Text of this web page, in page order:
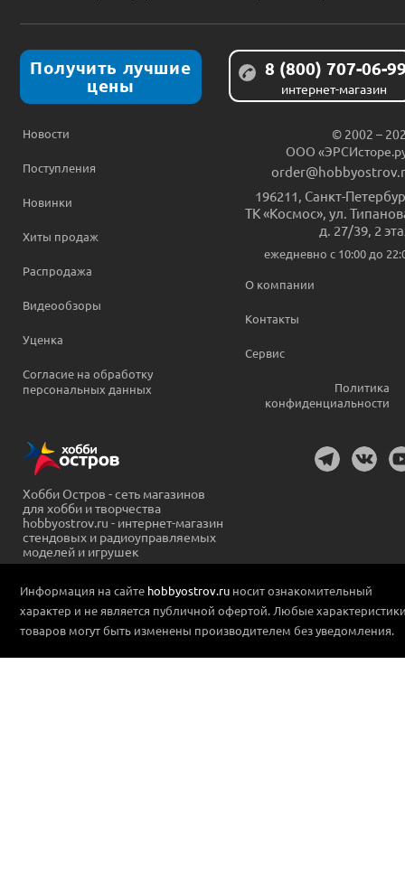
Получить лучшие
цены
8 (800) 707-06-
интернет-магазин
Новости
Поступления
Новинки
Хиты продаж
Распродажа
Видеообзоры
Уценка
Согласие на обработку
персональных данных
© 2002 –
ООО
196211 Санкт-
ТК «Космос», ул.
д. 27/39, 2
ежедневно c 10:00 до
О компании
Контакты
Сервис
Политика
конфиденциальности
Хобби Остров - сеть магазинов
для хобби и творчества
hobbyostrov.ru - интернет-магазин
стендовых и радиоуправляемых
моделей и игрушек
Информация на сайте hobbyostrov.ru носит ознакомительный
характер и не является публичной офертой. Любые
товаров могут быть изменены производителем без уведомления.